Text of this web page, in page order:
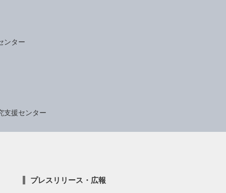
ンター
支援センター
プレスリリース・広報